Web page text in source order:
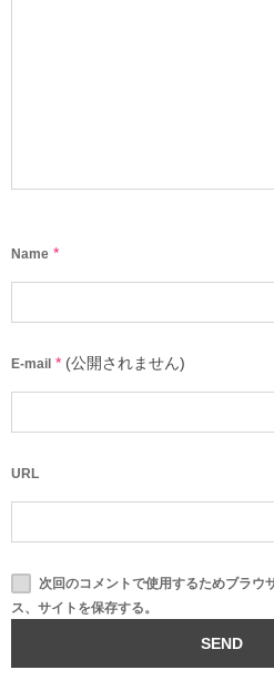
Name *
E-mail * (公開されません)
URL
次回のコメントで使用するためブラウ
ス、サイトを保存する。